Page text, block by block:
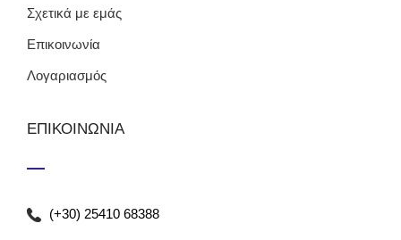
Σχετικά με εμάς
Επικοινωνία
Λογαριασμός
ΕΠΙΚΟΙΝΩΝΙΑ
(+30) 25410 68388